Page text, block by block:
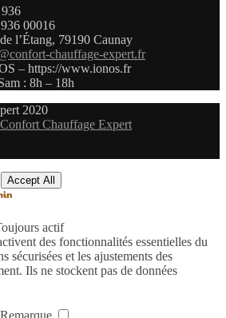
00016
l’Étang, 79190 Caunay
chauffage-expert.fr
– https://www.ionos.fr
: 8h – 18h
2020
Chauffage Expert
Accept All
actif
des fonctionnalités essentielles du
sécurisées et les ajustements des
Ils ne stockent pas de données